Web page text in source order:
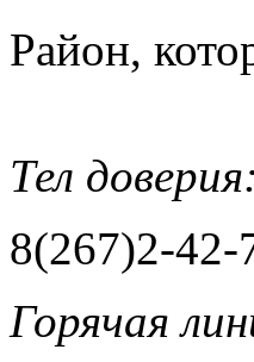
Район,
Тел
8(267)2-
Горячая